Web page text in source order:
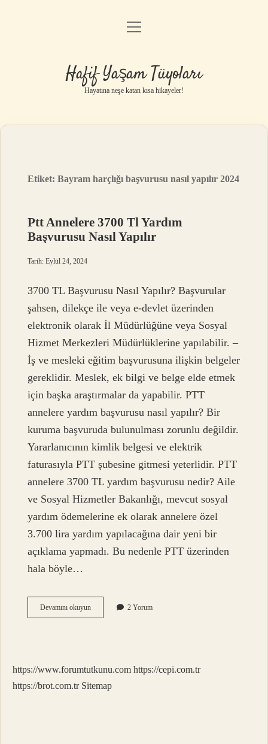
Anasayfa
Yasal Uyarı
menüyü
Hafif Yaşam Tüyoları
Hayatına neşe katan kısa hikayeler!
Etiket:Bayram harçlığı başvurusu nasıl yapılır 2024
Ptt Annelere 3700 Tl Yardım
Başvurusu Nasıl Yapılır
Tarih: Eylül 24, 2024
3700 TL Başvurusu Nasıl Yapılır? Başvurular
şahsen, dilekçe ile veya e-devlet üzerinden
elektronik olarak İl Müdürlüğüne veya Sosyal
Hizmet Merkezleri Müdürlüklerine yapılabilir. –
İş ve mesleki eğitim başvurusuna ilişkin belgeler
gereklidir. Meslek, ek bilgi ve belge elde etmek
için başka araştırmalar da yapabilir. PTT
annelere yardım başvurusu nasıl yapılır? Bir
kuruma başvuruda bulunulması zorunlu değildir.
Yararlanıcının kimlik belgesi ve elektrik
faturasıyla PTT şubesine gitmesi yeterlidir. PTT
annelere 3700 TL yardım başvurusu nedir? Aile
ve Sosyal Hizmetler Bakanlığı, mevcut sosyal
yardım ödemelerine ek olarak annelere özel
3.700 lira yardım yapılacağına dair yeni bir
açıklama yapmadı. Bu nedenle PTT üzerinden
hala böyle…
Devamını okuyunPtt
Annelere
Nasıl
Yapılır
2 Yorum
https://www.forumtutkunu.com https://cepi.com.tr
https://brot.com.tr Sitemap